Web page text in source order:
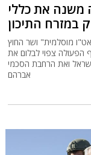
משנה את כללי
במזרח התיכון
מוסלמית" ושר החוץ
הפעולה צפוי לבלום את
ישראל ואת הרחבת הסכמי
אברהם